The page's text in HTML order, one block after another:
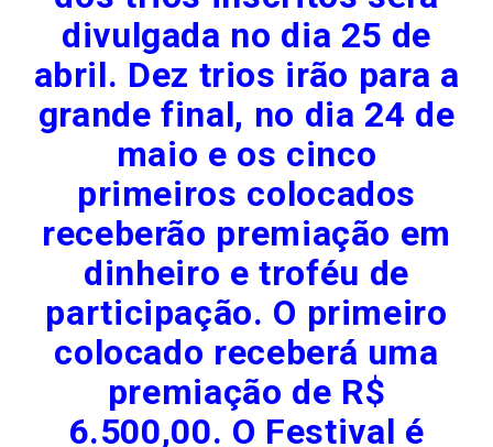
divulgada no dia 25 de
abril. Dez trios irão para a
grande final, no dia 24 de
maio e os cinco
primeiros colocados
receberão premiação em
dinheiro e troféu de
participação. O primeiro
colocado receberá uma
premiação de R$
6.500,00. O Festival é